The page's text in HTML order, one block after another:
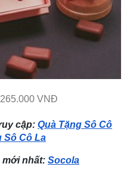
VNĐ
cập: Quà Tặng Sô Cô
Sô Cô La
mới nhất: Socola